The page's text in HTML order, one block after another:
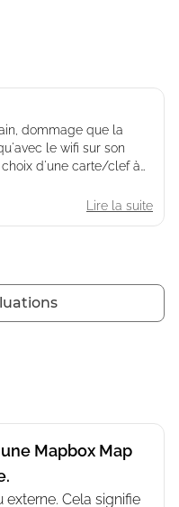
dommage que la
le wifi sur son
d'une carte/clef à
téléphone ou qui n'ont
3x à la réception pour
Lire la suite
Mapbox Map
Cela signifie